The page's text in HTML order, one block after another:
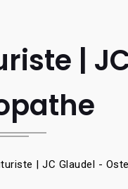
|
| JC Glaudel -